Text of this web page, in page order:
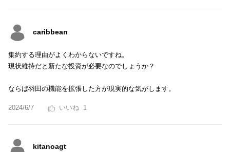
caribbean
集約する理由がよくわからないですね。
現状維持だと新たな投資が必要なのでしょうか？
ならば羽田の機能を拡張した方が現実的な気がします。
2024/6/7 1
kitanoagt